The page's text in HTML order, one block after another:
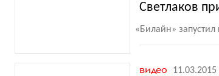
Светлаков
«Билайн»
видео 11.03.2015